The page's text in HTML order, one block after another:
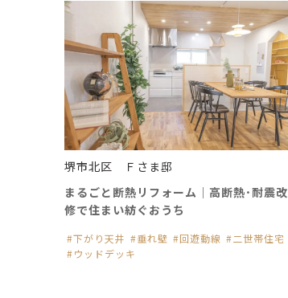
堺市北区 Ｆさま邸
まるごと断熱リフォーム｜高断熱･耐震改
修で住まい紡ぐおうち
下がり天井 垂れ壁 回遊動線
二世帯住宅
ウッドデッキ